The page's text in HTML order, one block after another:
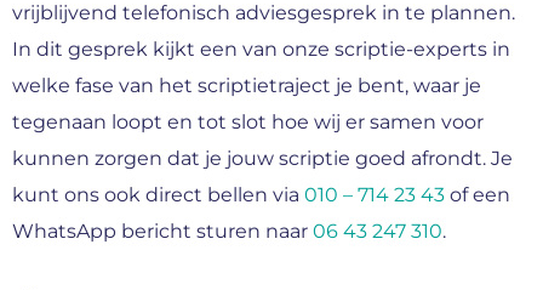
vrijblijvend telefonisch adviesgesprek in te plannen.
In dit gesprek kijkt een van onze scriptie-experts in
welke fase van het scriptietraject je bent, waar je
tegenaan loopt en tot slot hoe wij er samen voor
kunnen zorgen dat je jouw scriptie goed afrondt. Je
kunt ons ook direct bellen via 010 – 714 23 43 of een
WhatsApp bericht sturen naar 06 43 247 310.